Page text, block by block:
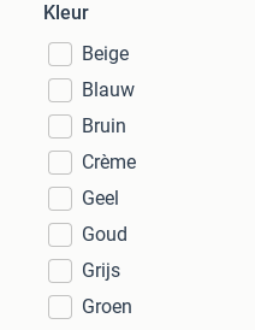
Kleur
Beige
Blauw
Bruin
Crème
Geel
Goud
Grijs
Groen